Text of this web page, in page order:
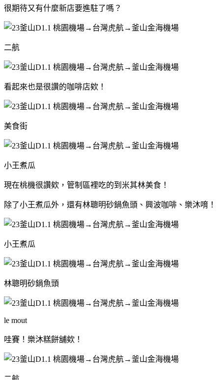
很期待又有什麼新店要進駐了嗎？
二航
看起來也是很讚的咖啡店欸！
美食街
小王煮瓜
現在桃機很讚欸，管制區裡吃的到米其林美食！
除了小王煮瓜外，還有林聰明砂鍋魚頭、興波咖啡、樂沐唷！
小王煮瓜
林聰明砂鍋魚頭
le mout
哇賽！樂沐糕餅舖欸！